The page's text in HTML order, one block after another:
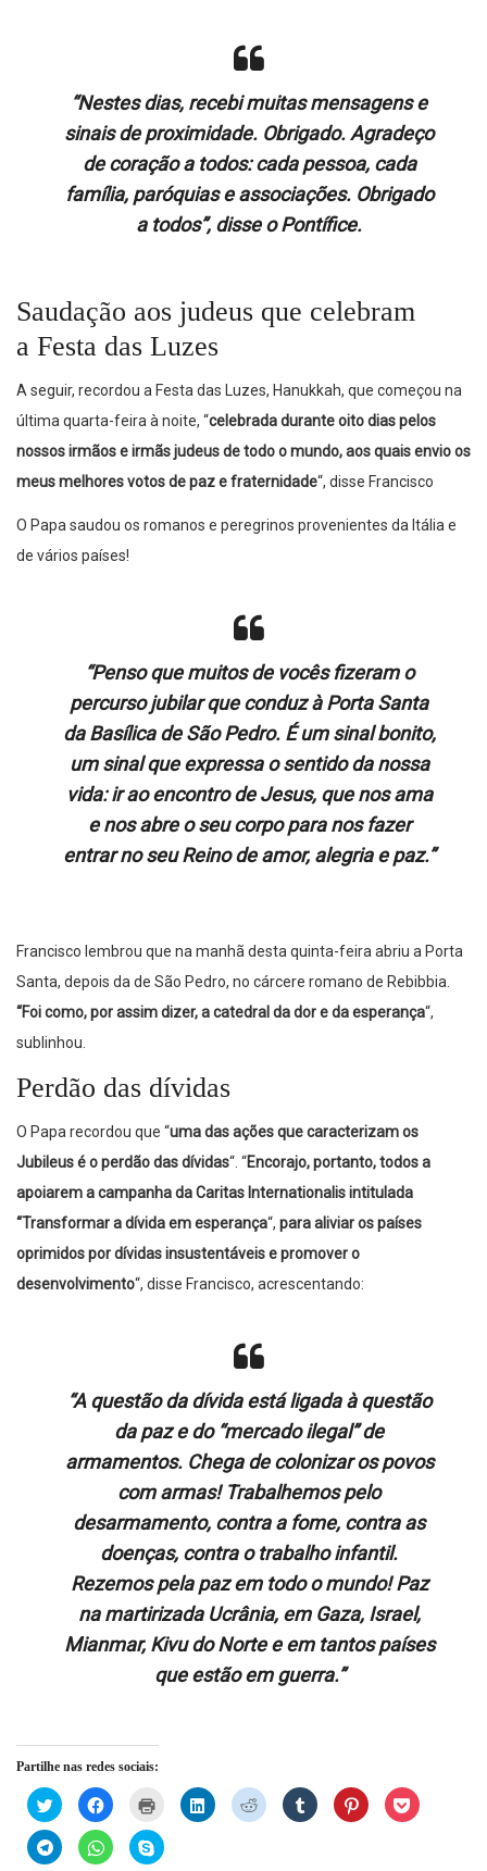
“Nestes dias, recebi muitas mensagens e
sinais de proximidade. Obrigado. Agradeço
de coração a todos: cada pessoa, cada
família, paróquias e associações. Obrigado
a todos”, disse o Pontífice.
Saudação aos judeus que celebram
a Festa das Luzes
A seguir, recordou a Festa das Luzes, Hanukkah, que começou na
última quarta-feira à noite, “celebrada durante oito dias pelos
nossos irmãos e irmãs judeus de todo o mundo, aos quais envio os
meus melhores votos de paz e fraternidade“, disse Francisco
O Papa saudou os romanos e peregrinos provenientes da Itália e
de vários países!
“Penso que muitos de vocês fizeram o
percurso jubilar que conduz à Porta Santa
da Basílica de São Pedro. É um sinal bonito,
um sinal que expressa o sentido da nossa
vida: ir ao encontro de Jesus, que nos ama
e nos abre o seu corpo para nos fazer
entrar no seu Reino de amor, alegria e paz.”
Francisco lembrou que na manhã desta quinta-feira abriu a Porta
Santa, depois da de São Pedro, no cárcere romano de Rebibbia.
“Foi como, por assim dizer, a catedral da dor e da esperança“,
sublinhou.
Perdão das dívidas
O Papa recordou que “uma das ações que caracterizam os
Jubileus é o perdão das dívidas“. “Encorajo, portanto, todos a
apoiarem a campanha da Caritas Internationalis intitulada
“Transformar a dívida em esperança“, para aliviar os países
oprimidos por dívidas insustentáveis ​​e promover o
desenvolvimento“, disse Francisco, acrescentando:
“A questão da dívida está ligada à questão
da paz e do “mercado ilegal” de
armamentos. Chega de colonizar os povos
com armas! Trabalhemos pelo
desarmamento, contra a fome, contra as
doenças, contra o trabalho infantil.
Rezemos pela paz em todo o mundo! Paz
na martirizada Ucrânia, em Gaza, Israel,
Mianmar, Kivu do Norte e em tantos países
que estão em guerra.”
Partilhe nas redes sociais:
Click
to
share
on
Twitter
(Opens
Click
to
share
on
Facebook
(Opens
Click
(Opens
in
new
Click
to
share
Click
to
share
Click
to
share
Click
to
share
Click
to
Click
to
Click
to
Click
to